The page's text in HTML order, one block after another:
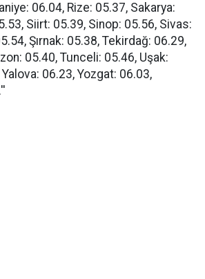
06.04, Rize: 05.37, Sakarya:
Siirt: 05.39, Sinop: 05.56, Sivas:
Şırnak: 05.38, Tekirdağ: 06.29,
05.40, Tunceli: 05.46, Uşak:
06.23, Yozgat: 06.03,